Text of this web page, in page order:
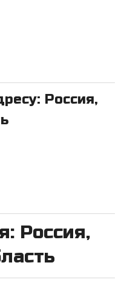
Россия,
Россия,